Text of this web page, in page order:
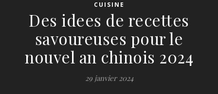
CUISINE
Des idees de recettes
savoureuses pour le
nouvel an chinois 2024
29 janvier 2024